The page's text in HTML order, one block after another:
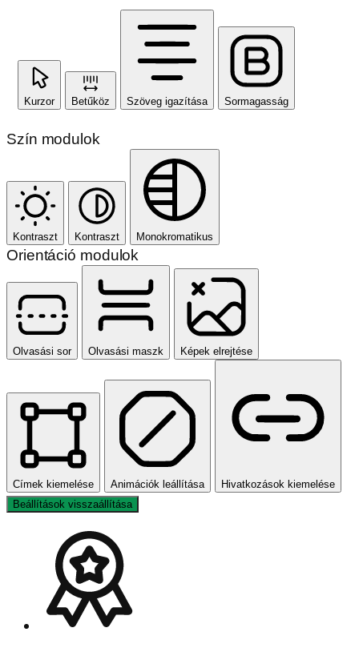
Kurzor Betűköz Szöveg igazítása Sormagasság
Szín modulok
Kontraszt Kontraszt Monokromatikus
Orientáció modulok
Olvasási sor Olvasási maszk Képek elrejtése
Címek kiemelése Animációk leállítása
Hivatkozások kiemelése
Beállítások visszaállítása